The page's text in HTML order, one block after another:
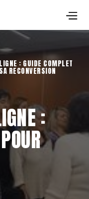
: GUIDE COMPLET
RECONVERSION
: